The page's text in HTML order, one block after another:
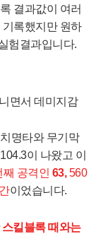
결과값이 여러
록했지만 원하
험결과입니다.
면서 데미지감
명타와 무기막
이 나왔고 이
째 공격인 63,560
이었습니다.
킬블록 때와는